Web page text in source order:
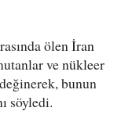
ölen İran
ve nükleer
bunun
söyledi.